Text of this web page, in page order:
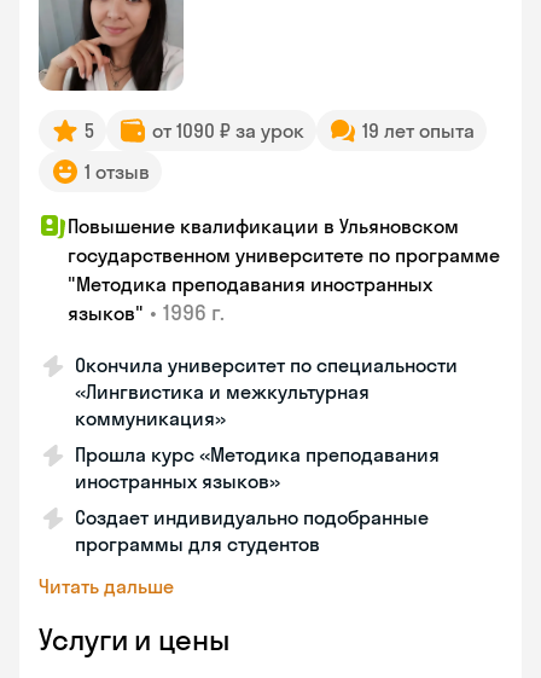
5 от 1090 ₽ за урок
19 лет опыта
1 отзыв
Повышение квалификации в Ульяновском
государственном университете по программе
"Методика преподавания иностранных
языков" • 1996 г.
Окончила университет по специальности
«Лингвистика и межкультурная
коммуникация»
Прошла курс «Методика преподавания
иностранных языков»
Создает индивидуально подобранные
программы для студентов
Читать дальше
Услуги и цены